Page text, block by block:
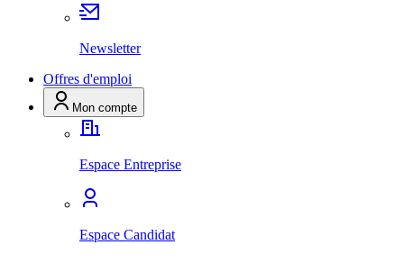
Newsletter
Offres d'emploi
Mon compte
Espace Entreprise
Espace Candidat